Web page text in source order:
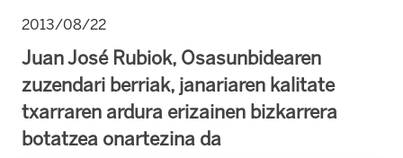
2013/08/22
Juan José Rubiok, Osasunbidearen
zuzendari berriak, janariaren kalitate
txarraren ardura erizainen bizkarrera
botatzea onartezina da